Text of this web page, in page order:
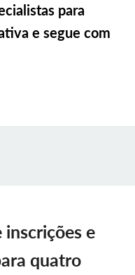
para
e segue com
e
quatro